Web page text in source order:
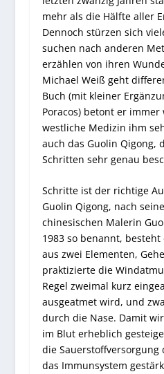
mehr als die Hälfte aller
Dennoch stürzen sich
suchen nach anderen
erzählen von ihren
Michael Weiß geht
Buch (mit kleiner
Poracos) betont er
westliche Medizin ihm
auch das Guolin Qigong,
Schritten sehr genau
Schritte ist der richtige
Guolin Qigong, nach
chinesischen Malerin
1983 so benannt,
aus zwei Elementen,
praktizierte die
Regel zweimal kurz
ausgeatmet wird, und
durch die Nase. Damit
im Blut erheblich
die
das Immunsystem